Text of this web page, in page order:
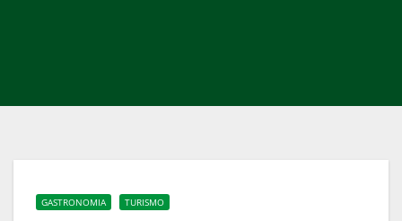
GASTRONOMIA TURISMO